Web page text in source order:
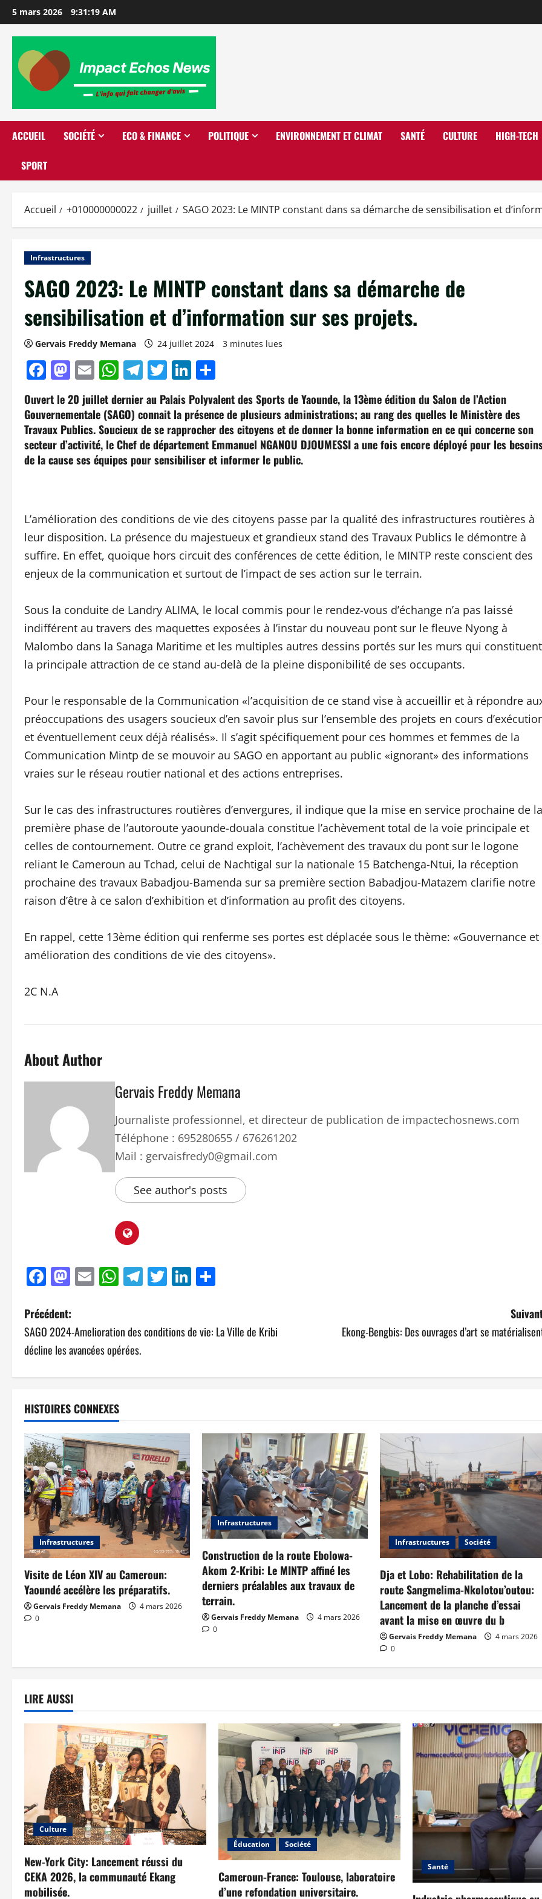
5 mars 2026 9:31:19 AM
ACCUEIL SOCIÉTÉ ECO & FINANCE POLITIQUE ENVIRONNEMENT ET CLIMAT SANTÉ CULTURE HIGH-TECH
SPORT
Accueil +010000000022 juillet SAGO 2023: Le MINTP constant dans sa démarche de sensibilisation et
Infrastructures
SAGO 2023: Le MINTP constant dans sa démarche de
sensibilisation et d’information sur ses projets.
Gervais Freddy Memana 24 juillet 2024 3 minutes lues
Facebook
Mastodon
EmailWhatsApp
Telegram
TwitterLinkedIn
Ouvert le 20 juillet dernier au Palais Polyvalent des Sports de Yaounde, la 13ème édition du Salon de l’Action
Gouvernementale (SAGO) connait la présence de plusieurs administrations; au rang des quelles le Ministère des
Travaux Publics. Soucieux de se rapprocher des citoyens et de donner la bonne information en ce qui concerne son
secteur d’activité, le Chef de département Emmanuel NGANOU DJOUMESSI a une fois encore déployé pour les
de la cause ses équipes pour sensibiliser et informer le public.
L’amélioration des conditions de vie des citoyens passe par la qualité des infrastructures routières à
leur disposition. La présence du majestueux et grandieux stand des Travaux Publics le démontre à
suffire. En effet, quoique hors circuit des conférences de cette édition, le MINTP reste conscient des
enjeux de la communication et surtout de l’impact de ses action sur le terrain.
Sous la conduite de Landry ALIMA, le local commis pour le rendez-vous d’échange n’a pas laissé
indifférent au travers des maquettes exposées à l’instar du nouveau pont sur le fleuve Nyong à
Malombo dans la Sanaga Maritime et les multiples autres dessins portés sur les murs qui constituent
la principale attraction de ce stand au-delà de la pleine disponibilité de ses occupants.
Pour le responsable de la Communication «l’acquisition de ce stand vise à accueillir et à répondre
préoccupations des usagers soucieux d’en savoir plus sur l’ensemble des projets en cours
et éventuellement ceux déjà réalisés». Il s’agit spécifiquement pour ces hommes et femmes de la
Communication Mintp de se mouvoir au SAGO en apportant au public «ignorant» des informations
vraies sur le réseau routier national et des actions entreprises.
Sur le cas des infrastructures routières d’envergures, il indique que la mise en service prochaine de la
première phase de l’autoroute yaounde-douala constitue l’achèvement total de la voie principale et
celles de contournement. Outre ce grand exploit, l’achèvement des travaux du pont sur le logone
reliant le Cameroun au Tchad, celui de Nachtigal sur la nationale 15 Batchenga-Ntui, la réception
prochaine des travaux Babadjou-Bamenda sur sa première section Babadjou-Matazem clarifie notre
raison d’être à ce salon d’exhibition et d’information au profit des citoyens.
En rappel, cette 13ème édition qui renferme ses portes est déplacée sous le thème: «Gouvernance et
amélioration des conditions de vie des citoyens».
2C N.A
About Author
Gervais Freddy Memana
Journaliste professionnel, et directeur de publication de impactechosnews.com
Téléphone : 695280655 / 676261202
Mail : gervaisfredy0@gmail.com
See author's posts
Facebook
Mastodon
EmailWhatsApp
Telegram
TwitterLinkedIn
Précédent:
SAGO 2024-Amelioration des conditions de vie: La Ville de Kribi
décline les avancées opérées.
Ekong-Bengbis: Des ouvrages d’art se
HISTOIRES CONNEXES
Infrastructures
Visite de Léon XIV au Cameroun:
Yaoundé accélère les préparatifs.
Gervais Freddy Memana
4 mars 2026
0
Infrastructures
Construction de la route Ebolowa-
Akom 2-Kribi: Le MINTP affiné les
derniers préalables aux travaux de
terrain.
Gervais Freddy Memana
4 mars 2026
0
Infrastructures Société
Dja et Lobo: Rehabilitation de la
route Sangmelima-Nkolotou’outou:
Lancement de la planche d’essai
avant la mise en œuvre du b
Gervais Freddy Memana
4 mars 2026
0
LIRE AUSSI
Culture
New-York City: Lancement réussi du
CEKA 2026, la communauté Ekang
mobilisée.
Éducation Société
Cameroun-France: Toulouse, laboratoire
d’une refondation universitaire.
Santé